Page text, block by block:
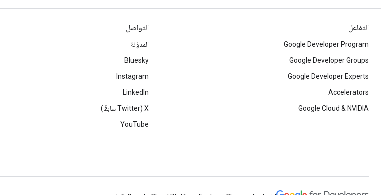
التفاعل
Google Developer Program
Google Developer Groups
Google Developer Experts
Accelerators
Google Cloud & NVIDIA
التواصل
المدوّنة
Bluesky
Instagram
LinkedIn
‫X ‏(Twitter سابقًا)
YouTube